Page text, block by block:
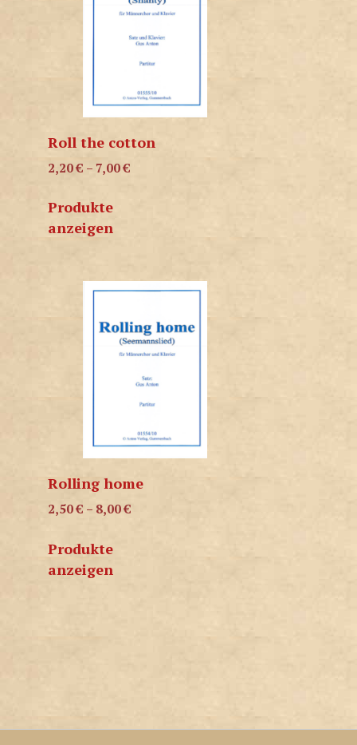
Roll the cotton
2,20€ – 7,00€
Produkte
anzeigen
Rolling home
2,50€ – 8,00€
Produkte
anzeigen